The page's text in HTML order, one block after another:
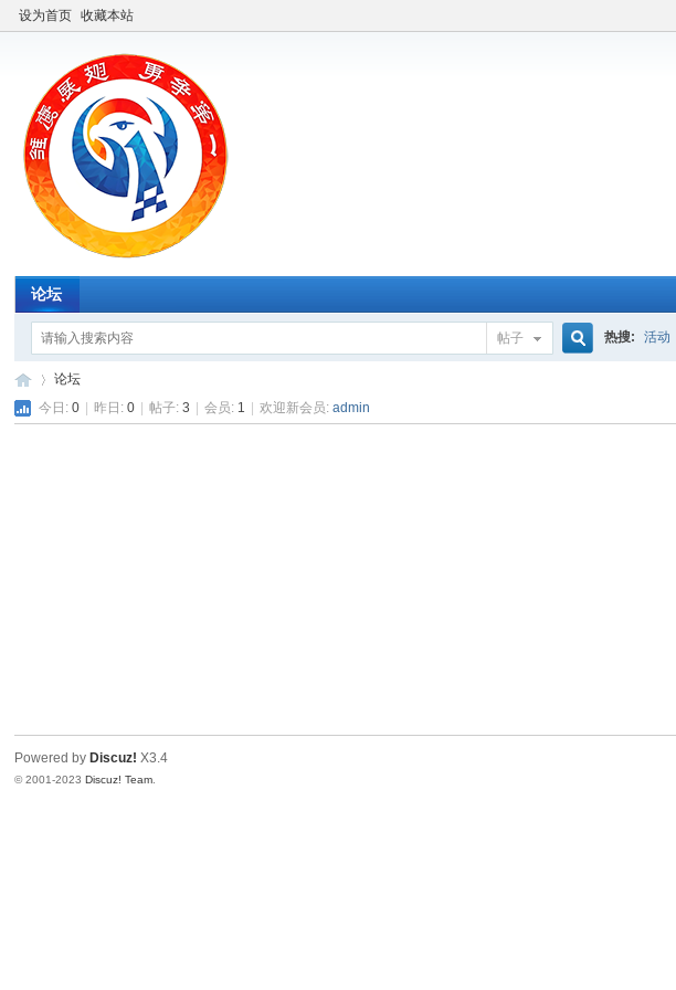
设为首页 收藏本站
论坛
帖子 热搜: 活动
论坛
今日:0 昨日:0 帖子:3 会员: 1 欢迎新会员:admin
Powered by Discuz! X3.4
© 2001-2023Discuz! Team